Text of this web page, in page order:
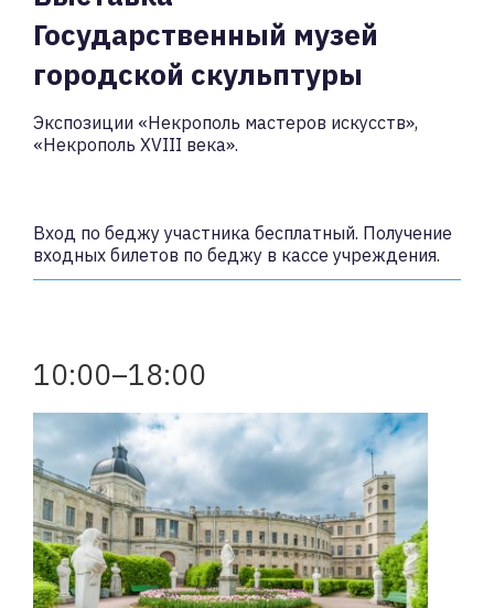
Государственный музей
городской скульптуры
Экспозиции «Некрополь мастеров искусств»,
«Некрополь XVIII века».
Вход по беджу участника бесплатный. Получение
входных билетов по беджу в кассе учреждения.
10:00–18:00